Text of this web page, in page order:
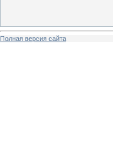
Полная версия сайта